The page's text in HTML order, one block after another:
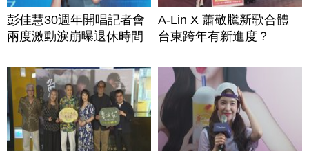
彭佳慧30週年開唱記者會
兩度激動淚崩曝退休時間
A-Lin X 蕭敬騰新歌合體
台東跨年有新進度？